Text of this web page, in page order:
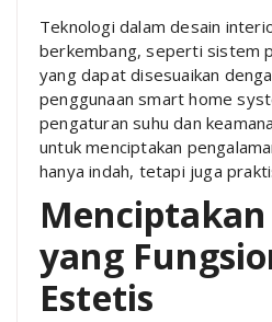
Teknologi dalam desain
berkembang, seperti sistem
yang dapat disesuaikan
penggunaan smart home
pengaturan suhu dan
untuk menciptakan
hanya indah, tetapi juga
yang
Estetis